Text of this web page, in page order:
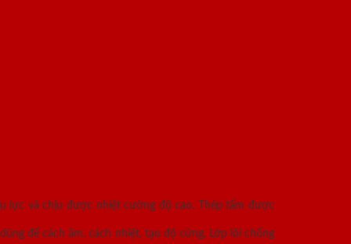
lực và chịu được nhiệt cường độ cao. Thép tấm được
để cách âm, cách nhiệt, tạo độ cứng. Lớp lõi chống